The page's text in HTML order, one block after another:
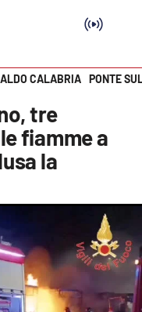
CALABRIA PONTE
tre
fiamme a
la